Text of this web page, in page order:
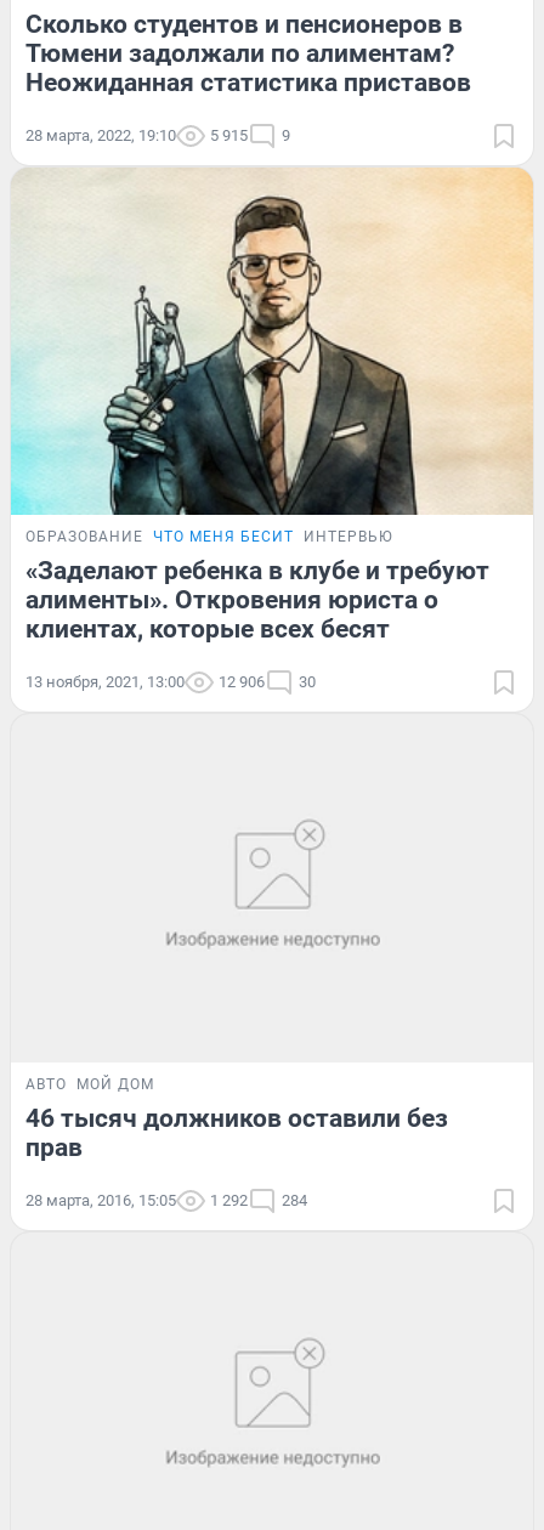
Сколько студентов и пенсионеров в
Тюмени задолжали по алиментам?
Неожиданная статистика приставов
28 марта, 2022, 19:10 5 915 9
ОБРАЗОВАНИЕ ЧТО МЕНЯ БЕСИТ ИНТЕРВЬЮ
«Заделают ребенка в клубе и требуют
алименты». Откровения юриста о
клиентах, которые всех бесят
13 ноября, 2021, 13:00 12 906 30
АВТО МОЙ ДОМ
46 тысяч должников оставили без
прав
28 марта, 2016, 15:05 1 292 284